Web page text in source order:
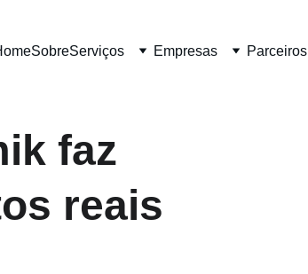
SobreServiços Empresas Parceiros
faz
reais